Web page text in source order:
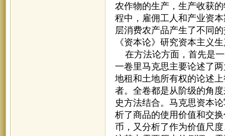
农作物的生产，生产收获
程中，雇佣工人和产业资
层消费农产品产生了不同
《资本论》研究资本主义
在方法论方面，首先是一
一卷里马克思主要论述了
地租和土地所有权的论述
者。全卷都是从阶级的角
史方法结合。马克思资本
析了商品的使用价值和交
币，又分析了作为价值尺